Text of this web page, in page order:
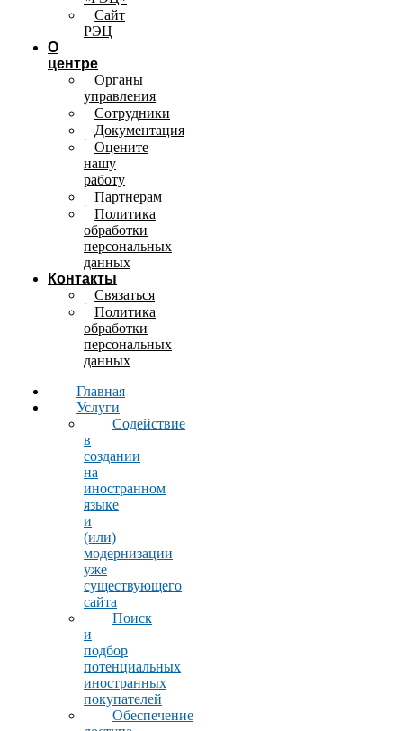
Сайт
РЭЦ
О
центре
Органы
управления
Сотрудники
Документация
Оцените
нашу
работу
Партнерам
Политика
обработки
персональных
данных
Контакты
Связаться
Политика
обработки
персональных
данных
Главная
Услуги
Содействие
в
создании
на
иностранном
языке
и
(или)
модернизации
уже
существующего
сайта
Поиск
и
подбор
потенциальных
иностранных
покупателей
Обеспечение